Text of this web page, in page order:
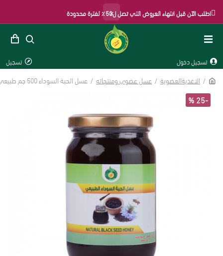
اطلب الآن قبل انتهاء العروض التي تصل ل50٪ لفترة محدودة ×
تسجيل دخول تسجيل
الاغذيةالعضوية عسل عضوي ومنتجاته عسل الحبة السوداء 500 جم طبيعي
-25 %